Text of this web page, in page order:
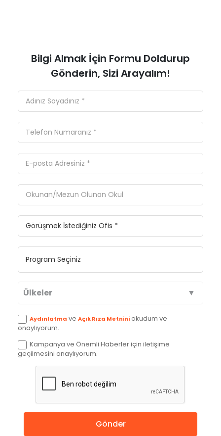
Bilgi Almak İçin Formu Doldurup
Gönderin, Sizi Arayalım!
Ülkeler
Avustralya
Kanada
İngiltere
Amerika
Aydınlatma ve Açık Rıza Metniniokudum ve
onaylıyorum.
Kampanya ve Önemli Haberler için iletişime
geçilmesini onaylıyorum.
Gönder